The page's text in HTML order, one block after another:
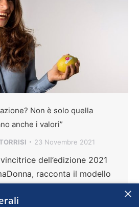
Non è solo quella
anche i valori”
23 Novembre 2021
dell’edizione 2021
racconta il modello
sette anni fa con
×